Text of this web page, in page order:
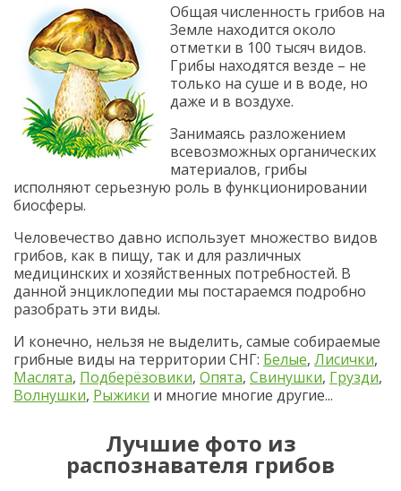
Общая численность грибов на
Земле находится около
отметки в 100 тысяч видов.
Грибы находятся везде – не
только на суше и в воде, но
даже и в воздухе.
Занимаясь разложением
всевозможных органических
материалов, грибы
исполняют серьезную роль в функционировании
биосферы.
Человечество давно использует множество видов
грибов, как в пищу, так и для различных
медицинских и хозяйственных потребностей. В
данной энциклопедии мы постараемся подробно
разобрать эти виды.
И конечно, нельзя не выделить, самые собираемые
грибные виды на территории СНГ: Белые, Лисички,
Маслята, Подберёзовики, Опята, Свинушки, Грузди,
Волнушки, Рыжики и многие многие другие...
Лучшие фото из
распознавателя грибов